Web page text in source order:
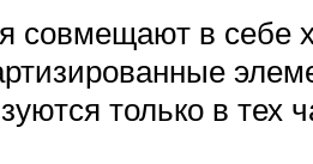
в себе
только в тех